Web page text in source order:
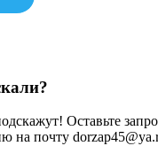
Оставьте
на почту